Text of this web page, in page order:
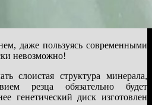
даже пользуясь современными
невозможно!
слоистая структура минерала,
резца обязательно будет
генетический диск изготовлен